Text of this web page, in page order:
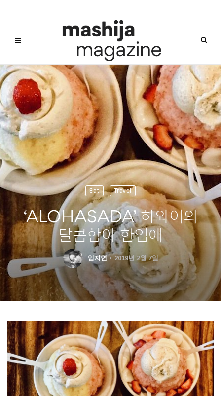
Eat Travel
‘ALOHASADA’ 하와이의
달콤함이 한입에
임지연 2019년 2월 7일